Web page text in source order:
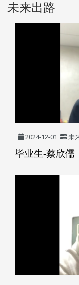
未来出路
2024-12-01 未
毕业生-蔡欣儒